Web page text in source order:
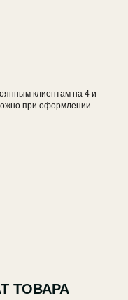
клиентам на 4 и
при оформлении
ТОВАРА